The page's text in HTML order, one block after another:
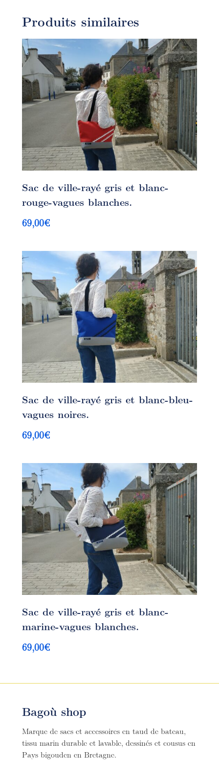
Produits similaires
Sac de ville-rayé gris et blanc-
rouge-vagues blanches.
69,00€
Sac de ville-rayé gris et blanc-bleu-
vagues noires.
69,00€
Sac de ville-rayé gris et blanc-
marine-vagues blanches.
69,00€
Bagoù shop
Marque de sacs et accessoires en taud de bateau,
tissu marin durable et lavable, dessinés et cousus en
Pays bigouden en Bretagne.